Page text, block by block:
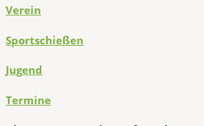
Verein
Sportschießen
Jugend
Termine